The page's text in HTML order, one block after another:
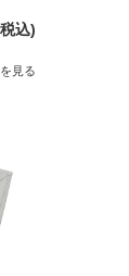
込)
見る